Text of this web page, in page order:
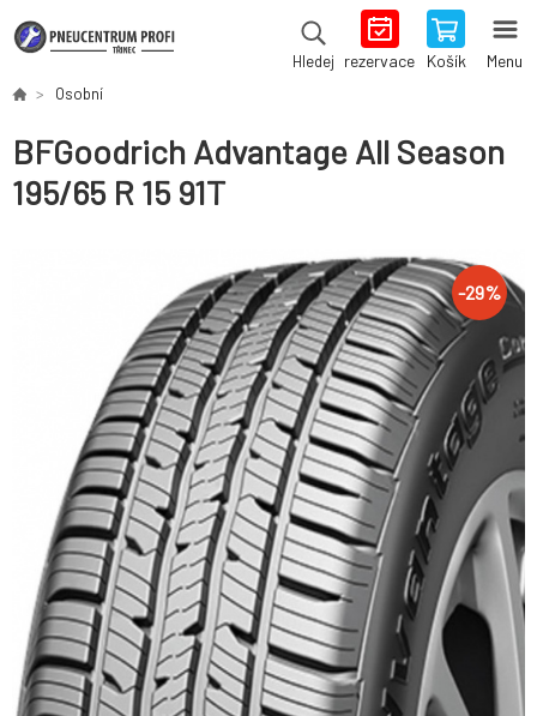
Hledej rezervace Košík Menu
Osobní
BFGoodrich Advantage All Season
195/65 R 15 91T
-29%